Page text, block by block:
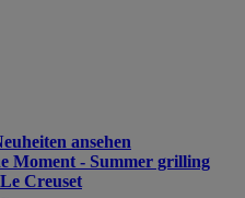
ansehen
Moment - Summer grilling
Creuset